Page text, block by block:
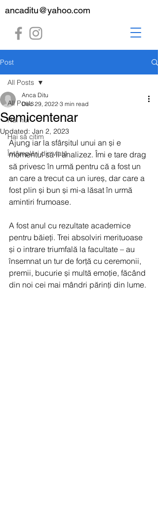
ancaditu@yahoo.com
Post
All Posts
Hai hui
Hai să citim
Întâmplări din viață
All Posts
Semicentenar
Anca Ditu
Dec 29, 2022 3 min read
Updated: Jan 2, 2023
Ajung iar la sfârșitul unui an și e
momentul să îl analizez. Îmi e tare drag
să privesc în urmă pentru că a fost un
an care a trecut ca un iureș, dar care a
fost plin și bun și mi-a lăsat în urmă
amintiri frumoase.
A fost anul cu rezultate academice
pentru băieți. Trei absolviri merituoase
și o intrare triumfală la facultate – au
însemnat un tur de forță cu ceremonii,
premii, bucurie și multă emoție, făcând
din noi cei mai mândri părinți din lume.